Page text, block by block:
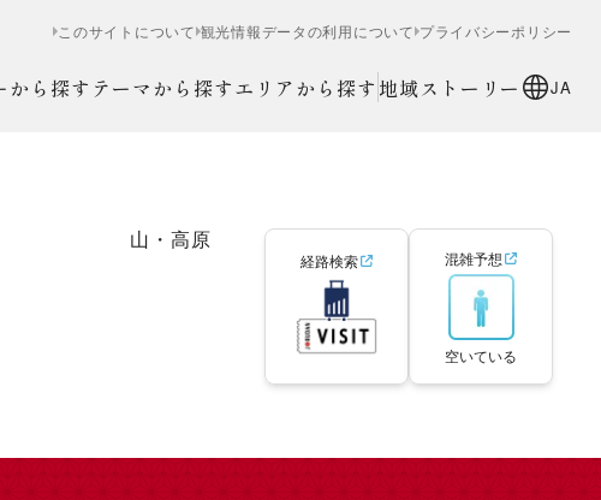
このサイトについて 観光情報データの利用について プライバシーポリシー
から探す テーマから探すエリアから探す 地域ストーリー JA
山・高原
経路検索 混雑予想
空いている